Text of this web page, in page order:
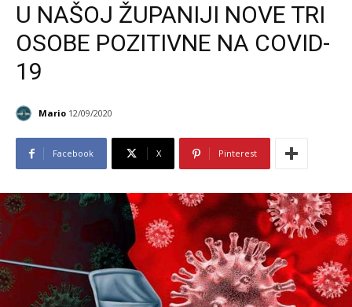
U NAŠOJ ŽUPANIJI NOVE TRI
OSOBE POZITIVNE NA COVID-
19
Mario 12/09/2020
Facebook X Pinterest